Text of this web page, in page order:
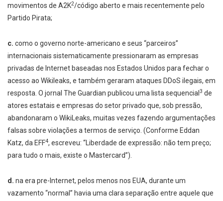
movimentos de A2K2/código aberto e mais recentemente pelo
Partido Pirata;
c. como o governo norte-americano e seus “parceiros”
internacionais sistematicamente pressionaram as empresas
privadas de Internet baseadas nos Estados Unidos para fechar o
acesso ao Wikileaks, e também geraram ataques DDoS ilegais, em
resposta. O jornal The Guardian publicou uma lista sequencial 3 de
atores estatais e empresas do setor privado que, sob pressão,
abandonaram o WikiLeaks, muitas vezes fazendo argumentações
falsas sobre violações a termos de serviço. (Conforme Eddan
Katz, da EFF4, escreveu: “Liberdade de expressão: não tem preço;
para tudo o mais, existe o Mastercard”).
d. na era pre-Internet, pelos menos nos EUA, durante um
vazamento “normal” havia uma clara separação entre aquele que